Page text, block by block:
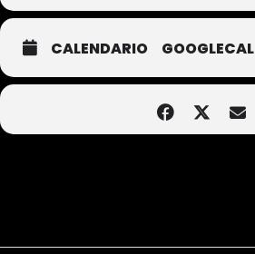
CALENDARIO GOOGLECAL